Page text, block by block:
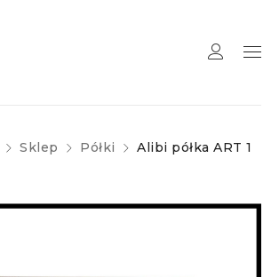
Sklep Półki Alibi półka ART 1